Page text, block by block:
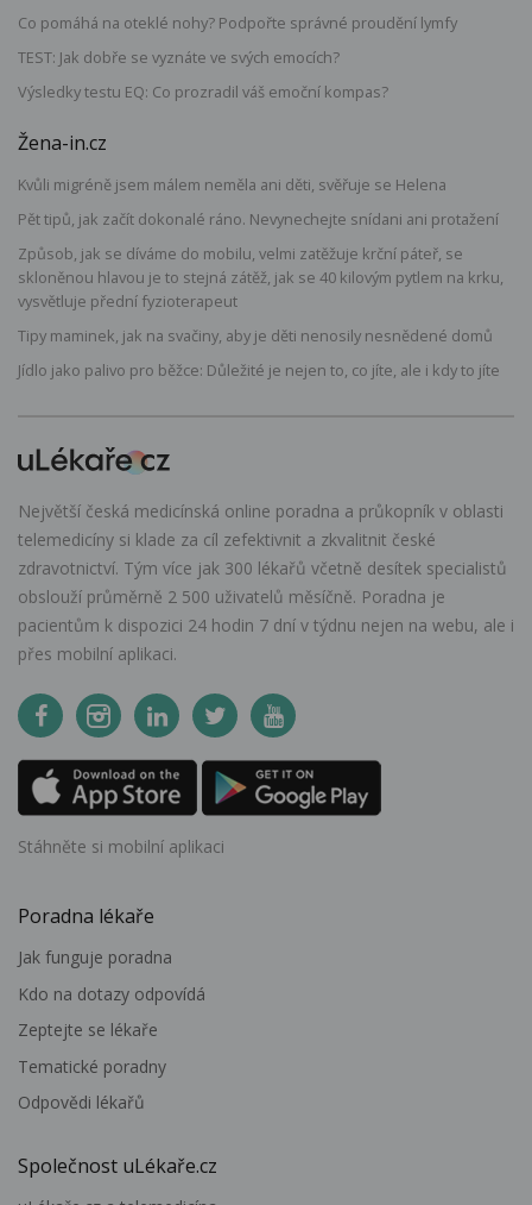
Co pomáhá na oteklé nohy? Podpořte správné proudění lymfy
TEST: Jak dobře se vyznáte ve svých emocích?
Výsledky testu EQ: Co prozradil váš emoční kompas?
Žena-in.cz
Kvůli migréně jsem málem neměla ani děti, svěřuje se Helena
Pět tipů, jak začít dokonalé ráno. Nevynechejte snídani ani protažení
Způsob, jak se díváme do mobilu, velmi zatěžuje krční páteř, se
skloněnou hlavou je to stejná zátěž, jak se 40 kilovým pytlem na krku,
vysvětluje přední fyzioterapeut
Tipy maminek, jak na svačiny, aby je děti nenosily nesnědené domů
Jídlo jako palivo pro běžce: Důležité je nejen to, co jíte, ale i kdy to jíte
Největší česká medicínská online poradna a průkopník v oblasti
telemedicíny si klade za cíl zefektivnit a zkvalitnit české
zdravotnictví. Tým více jak 300 lékařů včetně desítek specialistů
obslouží průměrně 2 500 uživatelů měsíčně. Poradna je
pacientům k dispozici 24 hodin 7 dní v týdnu nejen na webu, ale i
přes mobilní aplikaci.
Stáhněte si mobilní aplikaci
Poradna lékaře
Jak funguje poradna
Kdo na dotazy odpovídá
Zeptejte se lékaře
Tematické poradny
Odpovědi lékařů
Společnost uLékaře.cz